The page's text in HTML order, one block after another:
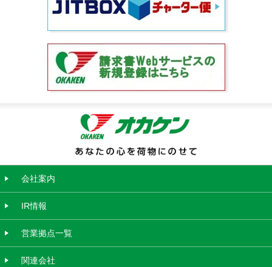
会社案内
IR情報
営業拠点一覧
関連会社